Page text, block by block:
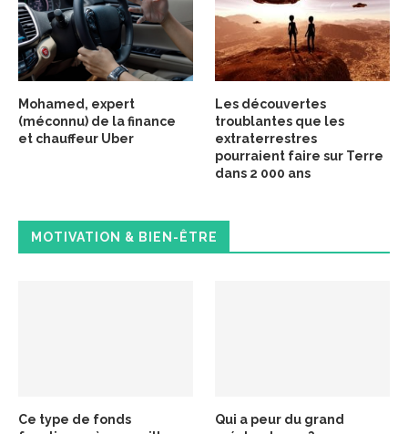
Mohamed, expert
(méconnu) de la finance
et chauffeur Uber
Les découvertes
troublantes que les
extraterrestres
pourraient faire sur Terre
dans 2 000 ans
MOTIVATION & BIEN-ÊTRE
Ce type de fonds
Qui a peur du grand